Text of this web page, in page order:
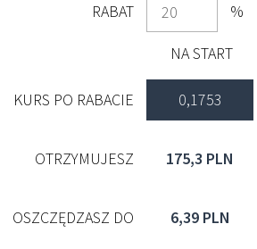
RABAT %
NA START
KURS PO RABACIE 0,1753
OTRZYMUJESZ 175,3 PLN
OSZCZĘDZASZ DO 6,39 PLN